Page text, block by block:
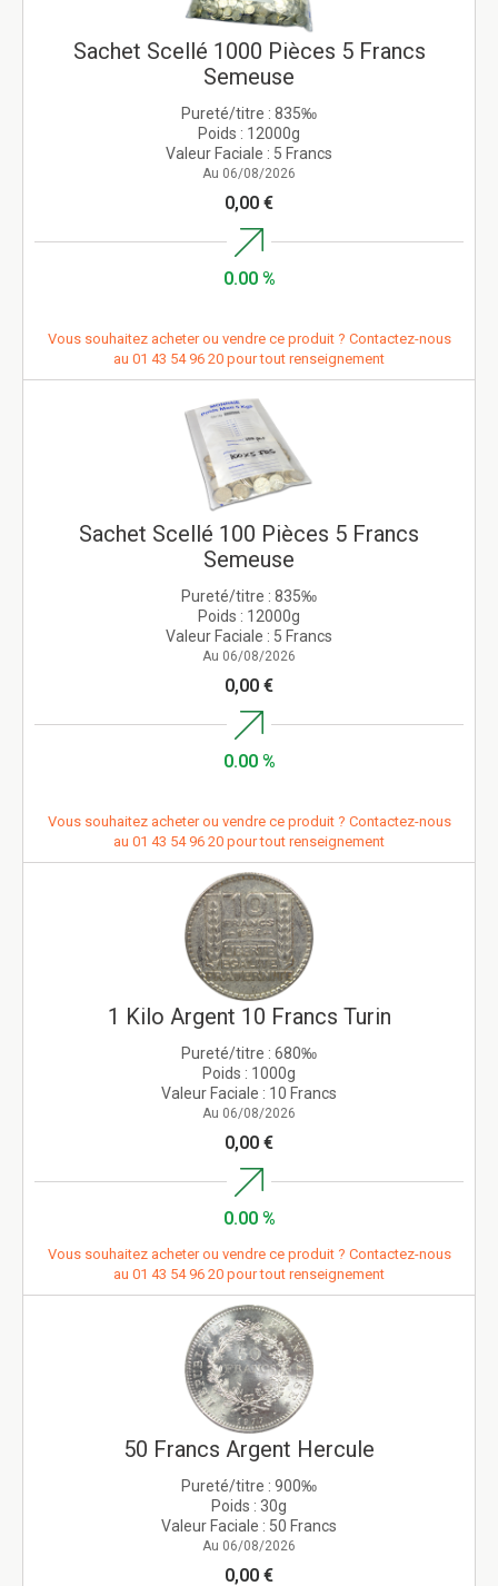
Sachet Scellé 1000 Pièces 5 Francs
Semeuse
Pureté/titre : 835‰
Poids : 12000g
Valeur Faciale : 5 Francs
Au 06/08/2026
0,00 €
0.00 %
Vous souhaitez acheter ou vendre ce produit ? Contactez-nous
au 01 43 54 96 20 pour tout renseignement
Sachet Scellé 100 Pièces 5 Francs
Semeuse
Pureté/titre : 835‰
Poids : 12000g
Valeur Faciale : 5 Francs
Au 06/08/2026
0,00 €
0.00 %
Vous souhaitez acheter ou vendre ce produit ? Contactez-nous
au 01 43 54 96 20 pour tout renseignement
1 Kilo Argent 10 Francs Turin
Pureté/titre : 680‰
Poids : 1000g
Valeur Faciale : 10 Francs
Au 06/08/2026
0,00 €
0.00 %
Vous souhaitez acheter ou vendre ce produit ? Contactez-nous
au 01 43 54 96 20 pour tout renseignement
50 Francs Argent Hercule
Pureté/titre : 900‰
Poids : 30g
Valeur Faciale : 50 Francs
Au 06/08/2026
0,00 €